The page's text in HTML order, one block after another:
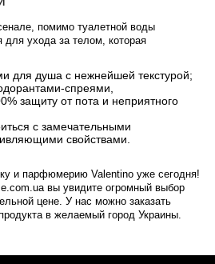
помимо туалетной воды
для ухода за телом, которая
для душа с нежнейшей текстурой;
спреями,
защиту от пота и неприятного
с замечательными
свойствами.
и парфюмерию Valentino уже сегодня!
вы увидите огромный выбор
цене. У нас можно заказать
в желаемый город Украины.